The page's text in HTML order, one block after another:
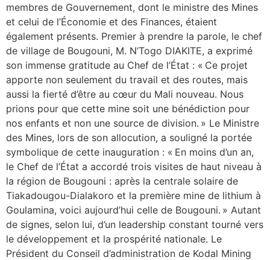
membres de Gouvernement, dont le ministre des Mines
et celui de l’Économie et des Finances, étaient
également présents. Premier à prendre la parole, le chef
de village de Bougouni, M. N’Togo DIAKITE, a exprimé
son immense gratitude au Chef de l’État : « Ce projet
apporte non seulement du travail et des routes, mais
aussi la fierté d’être au cœur du Mali nouveau. Nous
prions pour que cette mine soit une bénédiction pour
nos enfants et non une source de division. » Le Ministre
des Mines, lors de son allocution, a souligné la portée
symbolique de cette inauguration : « En moins d’un an,
le Chef de l’État a accordé trois visites de haut niveau à
la région de Bougouni : après la centrale solaire de
Tiakadougou-Dialakoro et la première mine de lithium à
Goulamina, voici aujourd’hui celle de Bougouni. » Autant
de signes, selon lui, d’un leadership constant tourné vers
le développement et la prospérité nationale. Le
Président du Conseil d’administration de Kodal Mining